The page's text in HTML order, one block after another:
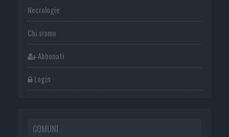
Necrologie
Chi siamo
Abbonati
Login
COMUNI